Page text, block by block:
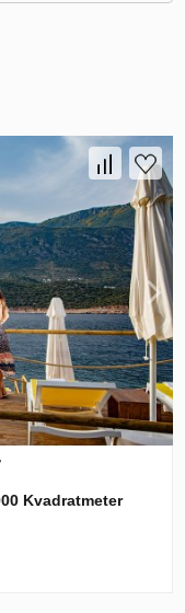
Kvadratmeter